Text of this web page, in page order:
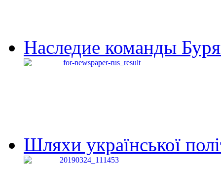
Наследие команды
Шляхи української